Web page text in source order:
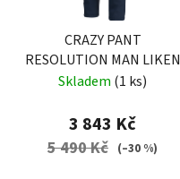
CRAZY PANT
RESOLUTION MAN LIKEN
Skladem (1 ks)
3 843 Kč
5 490 Kč (–30 %)